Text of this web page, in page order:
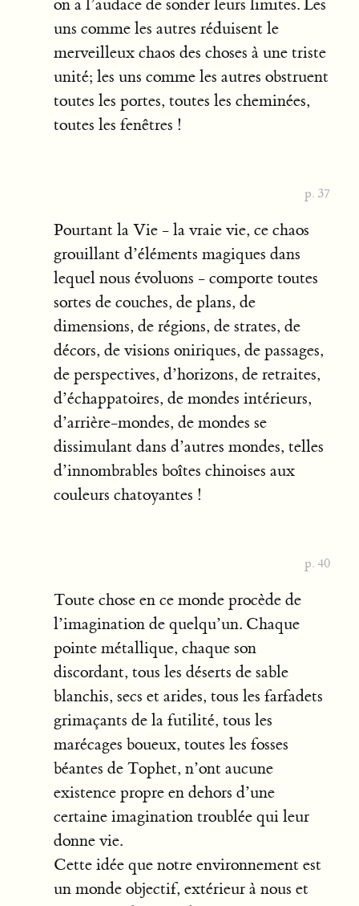
on a l’audace de sonder leurs limites. Les
uns comme les autres réduisent le
merveilleux chaos des choses à une triste
unité; les uns comme les autres obstruent
toutes les portes, toutes les cheminées,
toutes les fenêtres !
p. 37
Pourtant la Vie - la vraie vie, ce chaos
grouillant d’éléments magiques dans
lequel nous évoluons - comporte toutes
sortes de couches, de plans, de
dimensions, de régions, de strates, de
décors, de visions oniriques, de passages,
de perspectives, d’horizons, de retraites,
d’échappatoires, de mondes intérieurs,
d’arrière-mondes, de mondes se
dissimulant dans d’autres mondes, telles
d’innombrables boîtes chinoises aux
couleurs chatoyantes !
p. 40
Toute chose en ce monde procède de
l’imagination de quelqu’un. Chaque
pointe métallique, chaque son
discordant, tous les déserts de sable
blanchis, secs et arides, tous les farfadets
grimaçants de la futilité, tous les
marécages boueux, toutes les fosses
béantes de Tophet, n’ont aucune
existence propre en dehors d’une
certaine imagination troublée qui leur
donne vie.
Cette idée que notre environnement est
un monde objectif, extérieur à nous et